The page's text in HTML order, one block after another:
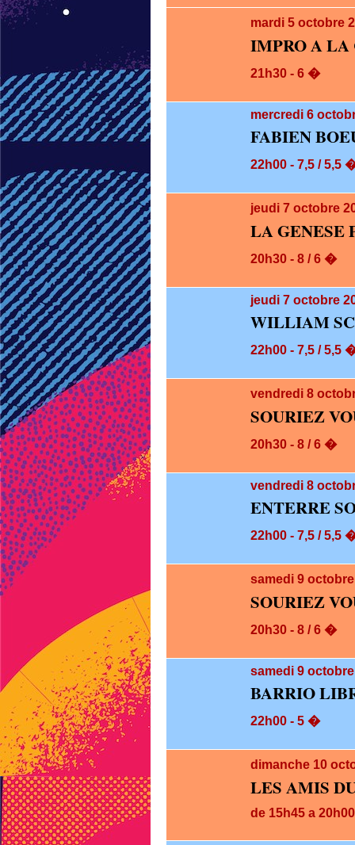
mardi 5 octobre
IMPRO A LA
21h30 - 6 �
mercredi 6
FABIEN
22h00 - 7,5 / 5,5
jeudi 7 octobre
LA GENESE
20h30 - 8 / 6 �
jeudi 7 octobre
WILLIAM
22h00 - 7,5 / 5,5
vendredi 8
SOURIEZ
20h30 - 8 / 6 �
vendredi 8
ENTERRE
22h00 - 7,5 / 5,5
samedi 9
SOURIEZ
20h30 - 8 / 6 �
samedi 9
BARRIO
22h00 - 5 �
dimanche 10
LES AMIS
de 15h45 a